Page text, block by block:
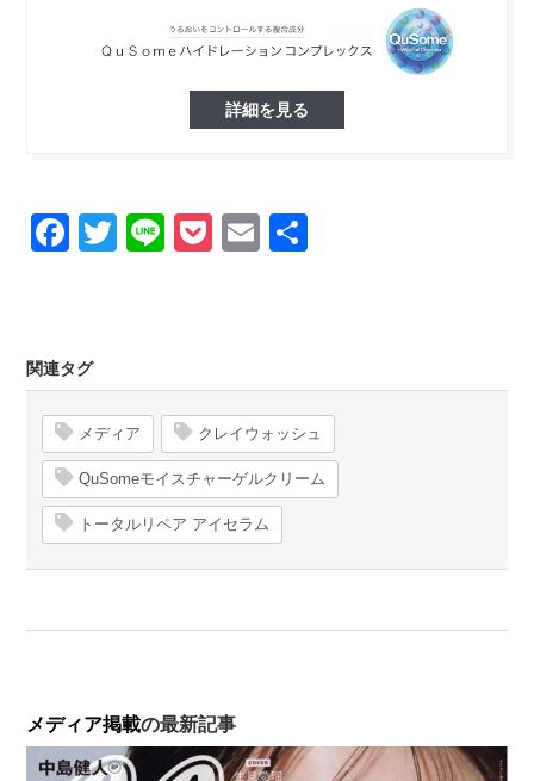
詳細を見る
Facebook
Twitter
LinePocket
Email
関連タグ
メディア クレイウォッシュ
QuSomeモイスチャーゲルクリーム
トータルリペア アイセラム
メディア掲載の最新記事